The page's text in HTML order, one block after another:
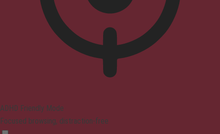
ADHD Friendly Mode
Focused browsing, distraction-free